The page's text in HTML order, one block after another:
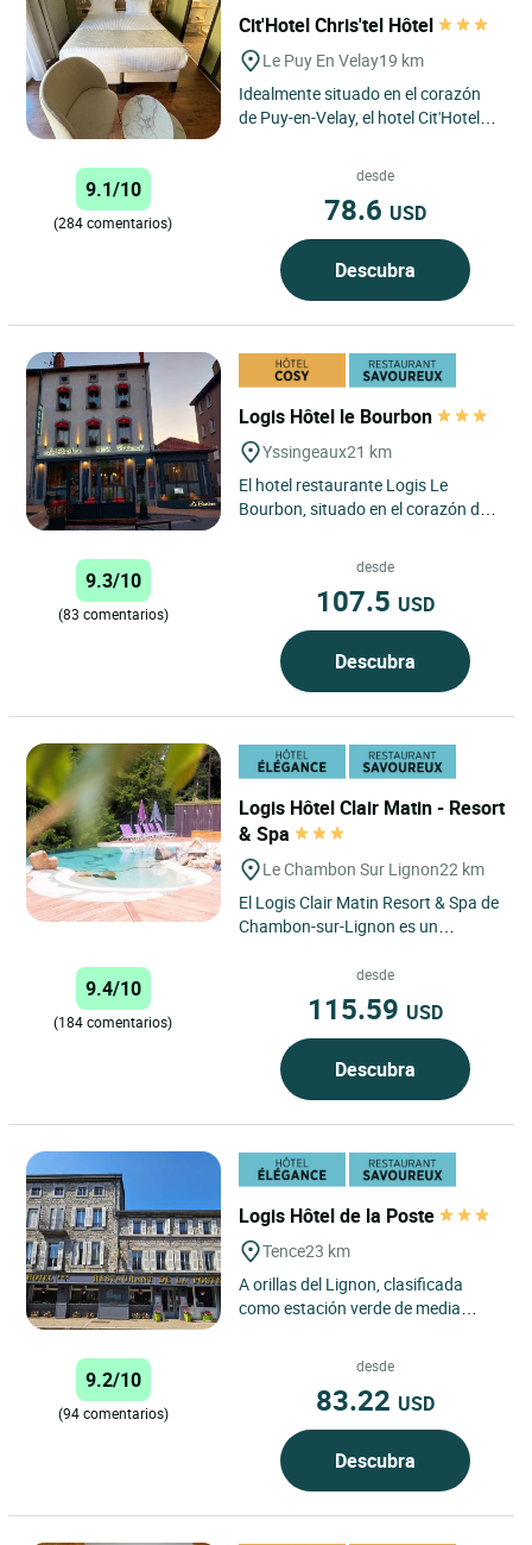
Cit'Hotel Chris'tel Hôtel
Le Puy En Velay19 km
Idealmente situado en el corazón
de Puy-en-Velay, el hotel Cit'Hotel
privilegiado para...
9.1/10
(284 comentarios)
desde
78.6 USD
Descubra
Logis Hôtel le Bourbon
Yssingeaux21 km
El hotel restaurante Logis Le
Bourbon, situado en el corazón del
establecimiento de 3 estrellas...
9.3/10
(83 comentarios)
desde
107.5 USD
Descubra
Logis Hôtel Clair Matin - Resort
& Spa
Le Chambon Sur Lignon22 km
El Logis Clair Matin Resort & Spa de
Chambon-sur-Lignon es un
que ofrece una estancia
inolvidable...
9.4/10
(184 comentarios)
desde
115.59 USD
Descubra
Logis Hôtel de la Poste
Tence23 km
A orillas del Lignon, clasificada
como estación verde de media
conservado su encanto y
9.2/10
(94 comentarios)
desde
83.22 USD
Descubra